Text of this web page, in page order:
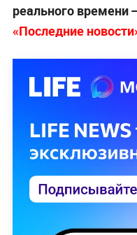
реального времени
«Последние